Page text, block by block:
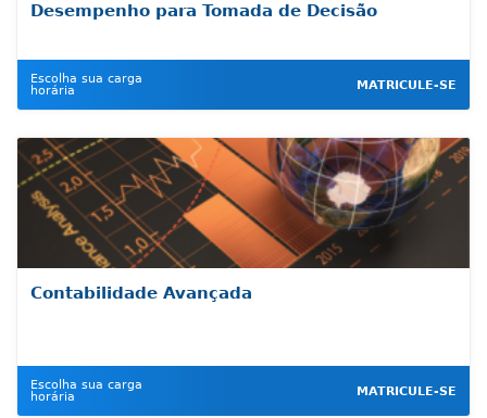
Desempenho para Tomada de Decisão
Escolha sua carga
horária
MATRICULE-SE
Contabilidade Avançada
Escolha sua carga
horária
MATRICULE-SE